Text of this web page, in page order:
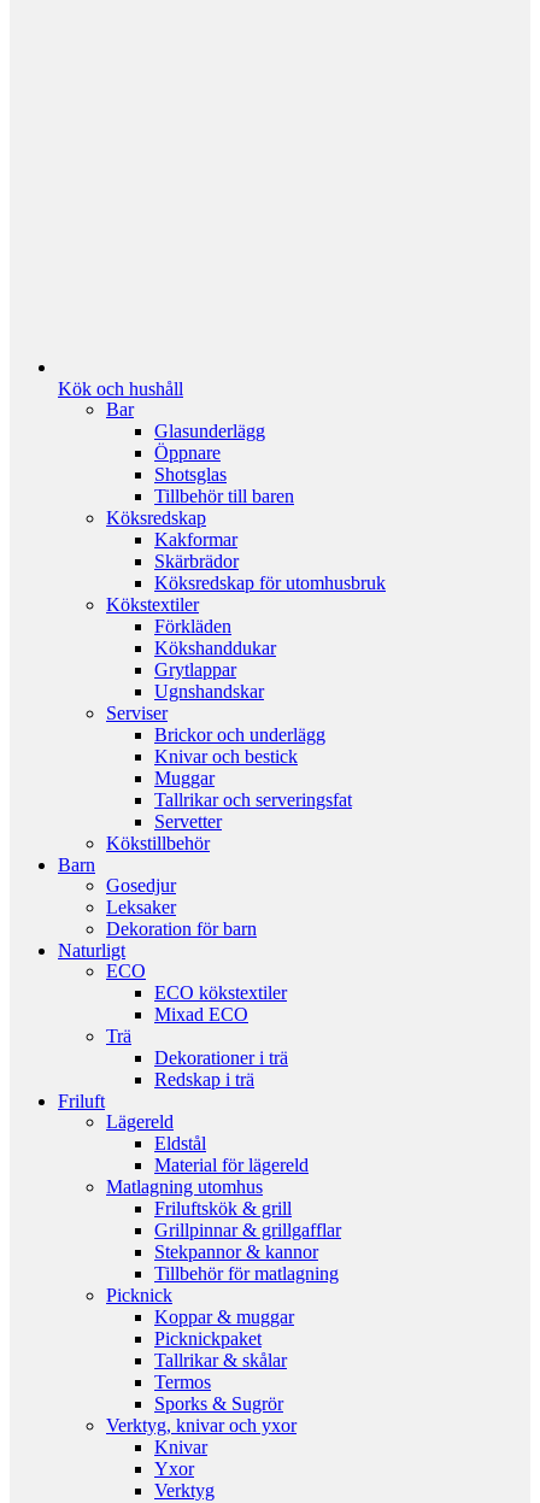
Kök och hushåll
Bar
Glasunderlägg
Öppnare
Shotsglas
Tillbehör till baren
Köksredskap
Kakformar
Skärbrädor
Köksredskap för utomhusbruk
Kökstextiler
Förkläden
Kökshanddukar
Grytlappar
Ugnshandskar
Serviser
Brickor och underlägg
Knivar och bestick
Muggar
Tallrikar och serveringsfat
Servetter
Kökstillbehör
Barn
Gosedjur
Leksaker
Dekoration för barn
Naturligt
ECO
ECO kökstextiler
Mixad ECO
Trä
Dekorationer i trä
Redskap i trä
Friluft
Lägereld
Eldstål
Material för lägereld
Matlagning utomhus
Friluftskök & grill
Grillpinnar & grillgafflar
Stekpannor & kannor
Tillbehör för matlagning
Picknick
Koppar & muggar
Picknickpaket
Tallrikar & skålar
Termos
Sporks & Sugrör
Verktyg, knivar och yxor
Knivar
Yxor
Verktyg